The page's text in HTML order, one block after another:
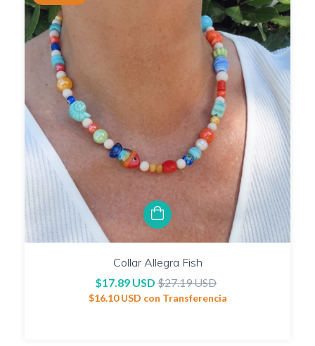
Collar Allegra Fish
$17.89 USD $27.19 USD
$16.10 USD con Transferencia